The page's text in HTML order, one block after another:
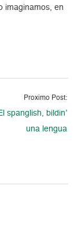
imaginamos, en
Proximo Post:
spanglish, bildin’
una lengua